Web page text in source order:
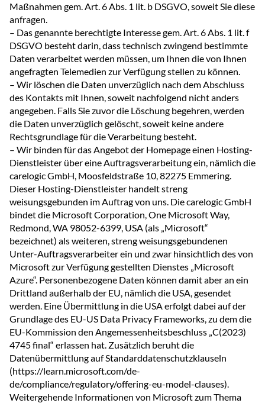
Maßnahmen gem. Art. 6 Abs. 1 lit. b DSGVO, soweit Sie diese
anfragen.
– Das genannte berechtigte Interesse gem. Art. 6 Abs. 1 lit. f
DSGVO besteht darin, dass technisch zwingend bestimmte
Daten verarbeitet werden müssen, um Ihnen die von Ihnen
angefragten Telemedien zur Verfügung stellen zu können.
– Wir löschen die Daten unverzüglich nach dem Abschluss
des Kontakts mit Ihnen, soweit nachfolgend nicht anders
angegeben. Falls Sie zuvor die Löschung begehren, werden
die Daten unverzüglich gelöscht, soweit keine andere
Rechtsgrundlage für die Verarbeitung besteht.
– Wir binden für das Angebot der Homepage einen Hosting-
Dienstleister über eine Auftragsverarbeitung ein, nämlich die
carelogic GmbH, Moosfeldstraße 10, 82275 Emmering.
Dieser Hosting-Dienstleister handelt streng
weisungsgebunden im Auftrag von uns. Die carelogic GmbH
bindet die Microsoft Corporation, One Microsoft Way,
Redmond, WA 98052-6399, USA (als „Microsoft“
bezeichnet) als weiteren, streng weisungsgebundenen
Unter-Auftragsverarbeiter ein und zwar hinsichtlich des von
Microsoft zur Verfügung gestellten Dienstes „Microsoft
Azure“. Personenbezogene Daten können damit aber an ein
Drittland außerhalb der EU, nämlich die USA, gesendet
werden. Eine Übermittlung in die USA erfolgt dabei auf der
Grundlage des EU-US Data Privacy Frameworks, zu dem die
EU-Kommission den Angemessenheitsbeschluss „C(2023)
4745 final“ erlassen hat. Zusätzlich beruht die
Datenübermittlung auf Standarddatenschutzklauseln
(https://learn.microsoft.com/de-
de/compliance/regulatory/offering-eu-model-clauses).
Weitergehende Informationen von Microsoft zum Thema